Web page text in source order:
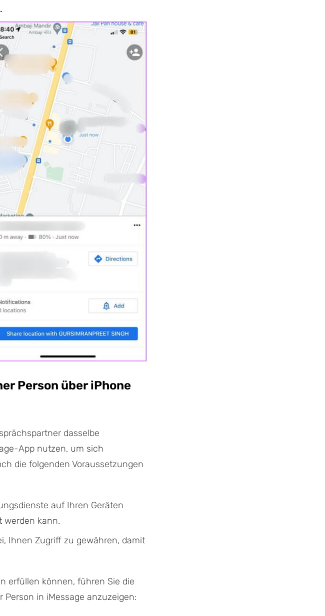
Person über iPhone
dasselbe
App nutzen, um sich
die folgenden Voraussetzungen
auf Ihren Geräten
werden kann.
Ihnen Zugriff zu gewähren, damit
erfüllen können, führen Sie die
in iMessage anzuzeigen: